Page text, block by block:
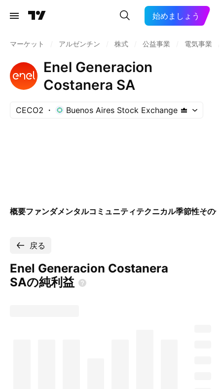
始めましょう
マーケット アルゼンチン 株式 公益事業 電気事業
Enel Generacion
Costanera SA
CECO2 Buenos Aires Stock Exchange
概要ファンダメンタルコミュニティテクニカル季節性その
戻る
Enel Generacion Costanera
SAの純利益